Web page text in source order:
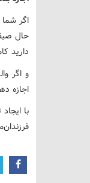
اگر
حال
دارید
و اگر
اجازه
با